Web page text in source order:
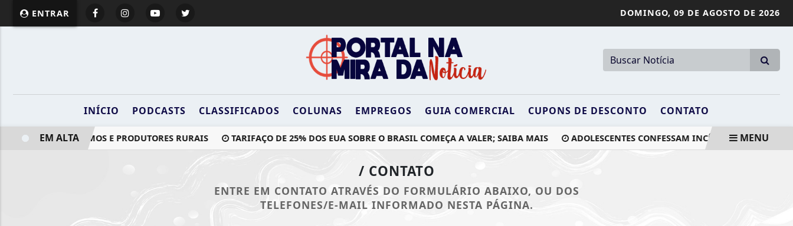
ENTRAR DOMINGO, 09 DE AGOSTO DE 2026
INÍCIO PODCASTS CLASSIFICADOS COLUNAS EMPREGOS GUIA COMERCIAL CUPONS DE DESCONTO CONTATO
PARA AUTÔNOMOS E PRODUTORES RURAIS TARIFAÇO DE 25% DOS EUA SOBRE O BRASIL COMEÇA A VALER; SAIBA MAIS ADOLESCENTES CONFESSAM INCÊNDIO QUE
EM ALTA MENU
/ CONTATO
ENTRE EM CONTATO ATRAVÉS DO FORMULÁRIO ABAIXO, OU DOS
TELEFONES/E-MAIL INFORMADO NESTA PÁGINA.